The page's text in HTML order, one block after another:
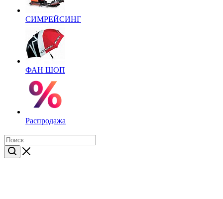
СИМРЕЙСИНГ
ФАН ШОП
Распродажа